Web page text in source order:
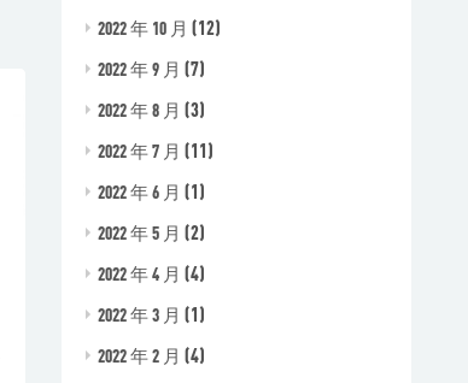
2022 年 10 月 (12)
2022 年 9 月 (7)
2022 年 8 月 (3)
2022 年 7 月 (11)
2022 年 6 月 (1)
2022 年 5 月 (2)
2022 年 4 月 (4)
2022 年 3 月 (1)
2022 年 2 月 (4)